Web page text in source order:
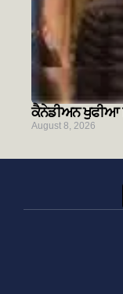
ਕੈਨੇਡੀਅਨ ਖੁਫੀਆ
August 8, 2026